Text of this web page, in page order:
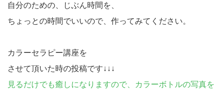
自分のための、じぶん時間を、
ちょっとの時間でいいので、作ってみてください。
カラーセラピー講座を
させて頂いた時の投稿です↓↓↓
見るだけでも癒しになりますので、カラーボトルの写真を